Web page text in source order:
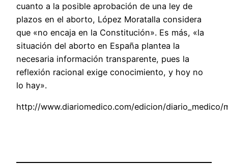
cuanto a la posible aprobación de una ley de
plazos en el aborto, López Moratalla considera
que «no encaja en la Constitución». Es más, «la
situación del aborto en España plantea la
necesaria información transparente, pues la
reflexión racional exige conocimiento, y hoy no
lo hay».
http://www.diariomedico.com/edicion/